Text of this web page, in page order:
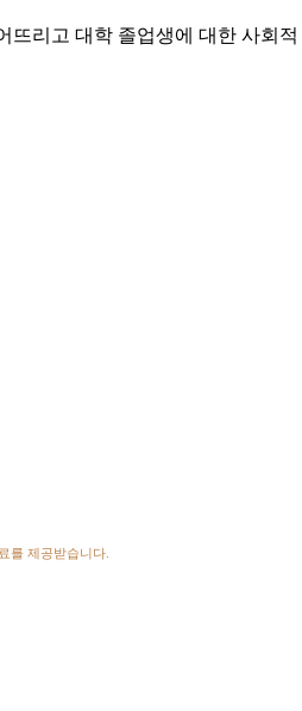
리고 대학 졸업생에 대한 사회
를 제공받습니다.